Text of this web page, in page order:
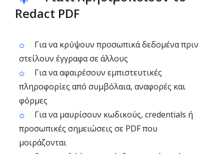
Redact PDF
Για να κρύψουν προσωπικά δεδομένα πριν
στείλουν έγγραφα σε άλλους
Για να αφαιρέσουν εμπιστευτικές
πληροφορίες από συμβόλαια, αναφορές και
φόρμες
Για να μαυρίσουν κωδικούς, credentials ή
προσωπικές σημειώσεις σε PDF που
μοιράζονται